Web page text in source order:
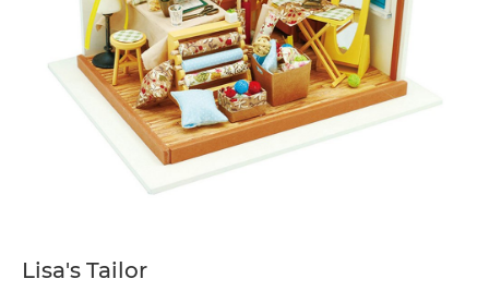
Lisa's Tailor